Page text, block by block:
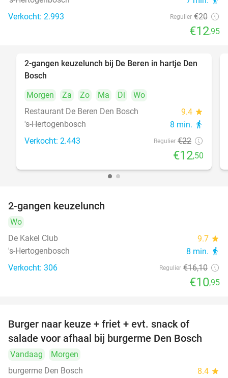
Verkocht: 2.993 Regulier €20
€12,95
43%
2-gangen keuzelunch bij De Beren in hartje Den
Bosch
Morgen
Za Zo Ma Di
Wo
Restaurant De Beren Den Bosch
9.4 star
's-Hertogenbosch 8 min. directions_walk
Verkocht: 2.443 Regulier €22
€12,50
2-gangen keuzelunch
Wo
De Kakel Club
9.7 star
's-Hertogenbosch 8 min. directions_walk
Verkocht: 306 Regulier €16,10
€10,95
Burger naar keuze + friet + evt. snack of
salade voor afhaal bij burgerme Den Bosch
Vandaag
Morgen
burgerme Den Bosch
8.4 star